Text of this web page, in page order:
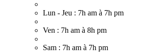
Lun - Jeu : 7h am à 7h pm
Ven : 7h am à 8h pm
Sam : 7h am à 7h pm